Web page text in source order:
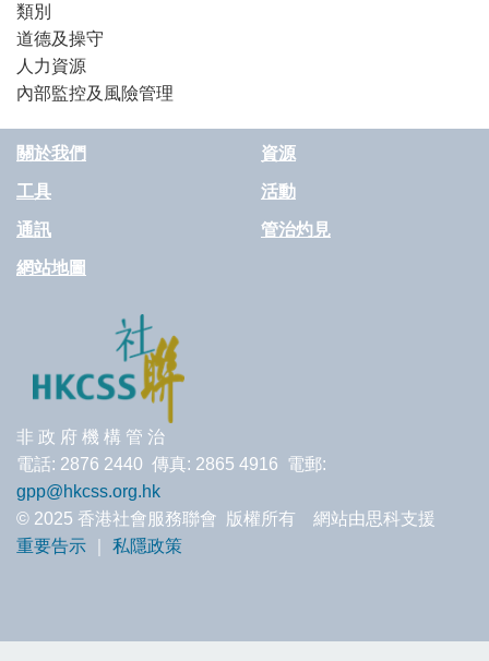
類別
道德及操守
人力資源
內部監控及風險管理
關於我們 資源
工具 活動
通訊 管治灼見
網站地圖
非 政 府 機 構 管 治
電話: 2876 2440 傳真: 2865 4916 電郵:
gpp@hkcss.org.hk
© 2025 香港社會服務聯會 版權所有 網站由思科支援
重要告示
私隱政策